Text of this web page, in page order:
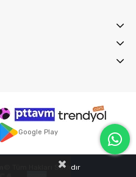
Google Play
© Tüm Hakları Saklıdır